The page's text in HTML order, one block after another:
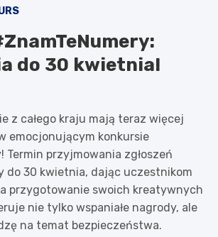
do 30 kwietnia!
z całego kraju mają teraz więcej
emocjonującym konkursie
Termin przyjmowania zgłoszeń
do 30 kwietnia, dając uczestnikom
przygotowanie swoich kreatywnych
nie tylko wspaniałe nagrody, ale
na temat bezpieczeństwa.